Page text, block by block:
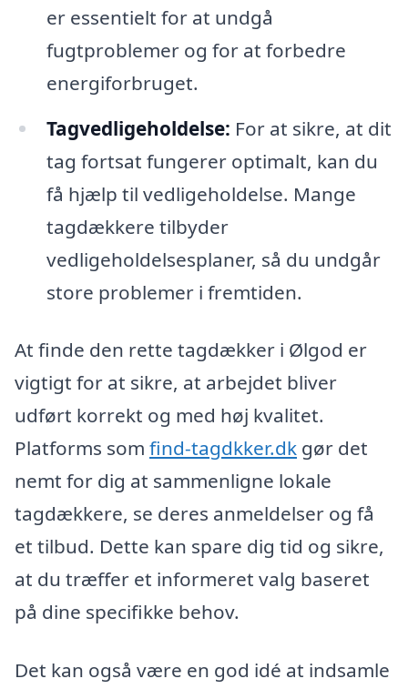
er essentielt for at undgå
fugtproblemer og for at forbedre
energiforbruget.
Tagvedligeholdelse: For at sikre, at dit
tag fortsat fungerer optimalt, kan du
få hjælp til vedligeholdelse. Mange
tagdækkere tilbyder
vedligeholdelsesplaner, så du undgår
store problemer i fremtiden.
At finde den rette tagdækker i Ølgod er
vigtigt for at sikre, at arbejdet bliver
udført korrekt og med høj kvalitet.
Platforms som find-tagdkker.dk gør det
nemt for dig at sammenligne lokale
tagdækkere, se deres anmeldelser og få
et tilbud. Dette kan spare dig tid og sikre,
at du træffer et informeret valg baseret
på dine specifikke behov.
Det kan også være en god idé at indsamle